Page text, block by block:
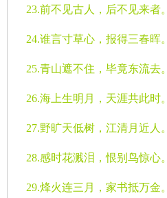
23.前不见古人，后不见来者。
24.谁言寸草心，报得三春晖。
25.青山遮不住，毕竟东流去。
26.海上生明月，天涯共此时。
27.野旷天低树，江清月近人。
28.感时花溅泪，恨别鸟惊心。
29.烽火连三月，家书抵万金。